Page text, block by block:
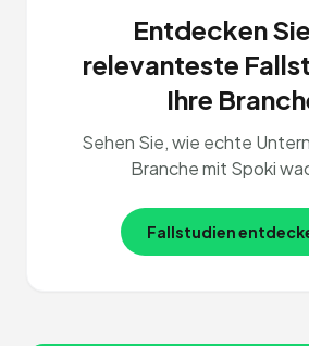
Entdecken
relevanteste
Ihre
Sehen Sie, wie echte
Branche mit Spoki
Fallstudien